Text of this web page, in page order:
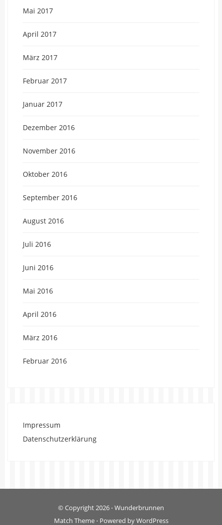
Mai 2017
April 2017
März 2017
Februar 2017
Januar 2017
Dezember 2016
November 2016
Oktober 2016
September 2016
August 2016
Juli 2016
Juni 2016
Mai 2016
April 2016
März 2016
Februar 2016
Impressum
Datenschutzerklärung
© Copyright 2026 ⋅ Wunderbrunnen
Match Theme ⋅ Powered byWordPress